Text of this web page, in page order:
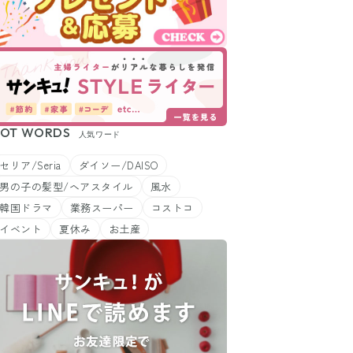
WORDS 人気ワード
セリア/Seria
ダイソー/DAISO
男の子の髪型/ヘアスタイル
風水
韓国ドラマ
業務スーパー
コストコ
イベント
夏休み お土産